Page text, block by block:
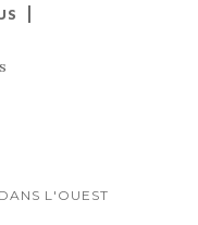
L'OUEST